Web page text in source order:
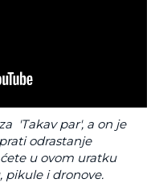
'Takav par', a on je
odrastanje
u ovom uratku
pikule i dronove.